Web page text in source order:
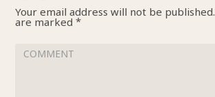
Your email address will not be published.
are marked*